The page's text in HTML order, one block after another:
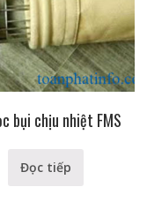
bụi chịu nhiệt FMS
Đọc tiếp